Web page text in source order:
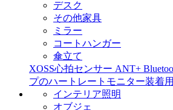
デスク
その他家具
ミラー
コートハンガー
傘立て
XOSS心拍センサー ANT+
プのハートレートモニター装着
インテリア照明
オブジェ